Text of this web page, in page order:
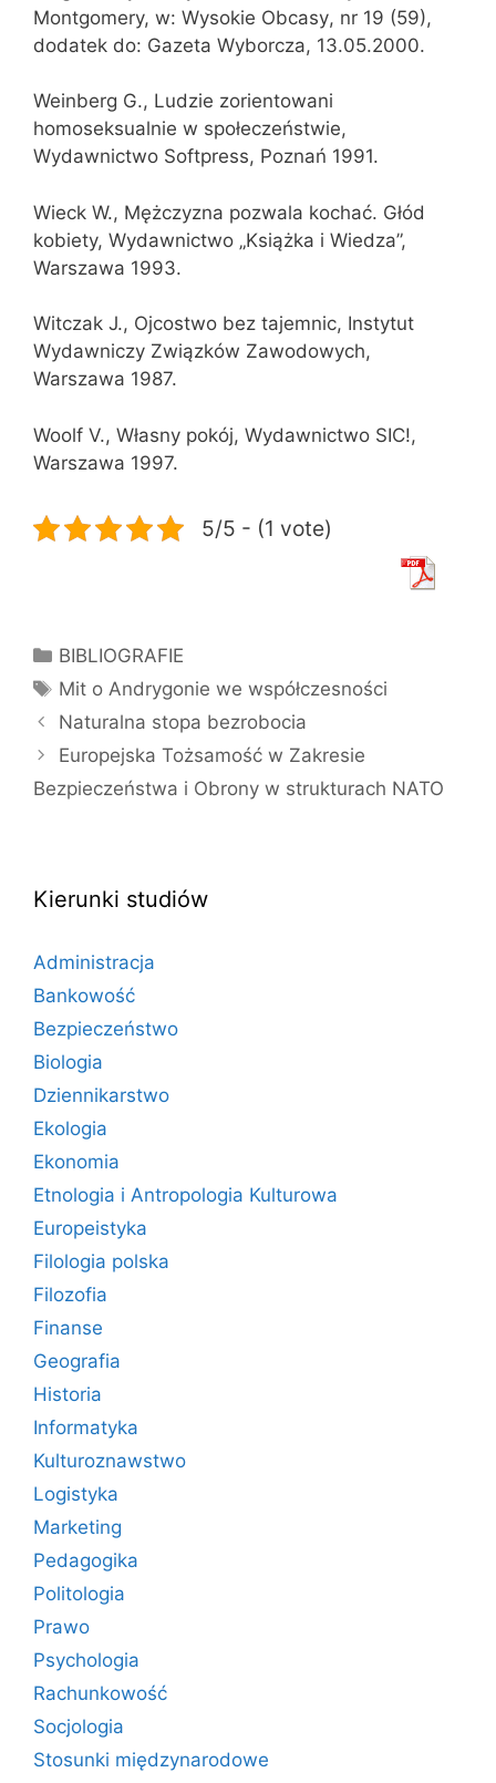
Montgomery, w: Wysokie Obcasy, nr 19 (59),
dodatek do: Gazeta Wyborcza, 13.05.2000.
Weinberg G., Ludzie zorientowani
homoseksualnie w społeczeństwie,
Wydawnictwo Softpress, Poznań 1991.
Wieck W., Mężczyzna pozwala kochać. Głód
kobiety, Wydawnictwo „Książka i Wiedza”,
Warszawa 1993.
Witczak J., Ojcostwo bez tajemnic, Instytut
Wydawniczy Związków Zawodowych,
Warszawa 1987.
Woolf V., Własny pokój, Wydawnictwo SIC!,
Warszawa 1997.
5/5 - (1 vote)
Kategorie
BIBLIOGRAFIE
Tagi
Mit o Andrygonie we współczesności
Naturalna stopa bezrobocia
Europejska Tożsamość w Zakresie
Bezpieczeństwa i Obrony w strukturach NATO
Kierunki studiów
Administracja
Bankowość
Bezpieczeństwo
Biologia
Dziennikarstwo
Ekologia
Ekonomia
Etnologia i Antropologia Kulturowa
Europeistyka
Filologia polska
Filozofia
Finanse
Geografia
Historia
Informatyka
Kulturoznawstwo
Logistyka
Marketing
Pedagogika
Politologia
Prawo
Psychologia
Rachunkowość
Socjologia
Stosunki międzynarodowe